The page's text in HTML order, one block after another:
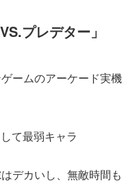
プレデター」
ームのアーケード実機
て最弱キャラ
デカいし、無敵時間も